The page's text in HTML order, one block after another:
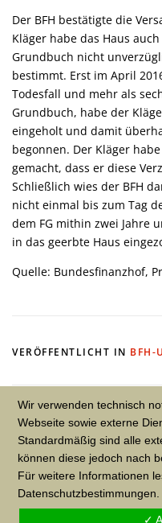
Der BFH bestätigte die
Kläger habe das Haus
Grundbuch nicht
bestimmt. Erst im April
Todesfall und mehr als
Grundbuch, habe der
eingeholt und damit
begonnen. Der Kläger
gemacht, dass er diese
Schließlich wies der BFH
nicht einmal bis zum Tag
dem FG mithin zwei Jahre
in das geerbte Haus
Quelle: Bundesfinanzhof,
VERÖFFENTLICHT IN BFH-
SCHREIBEN SIE
Sie müssenangemeldet
abzugeben.
Wir verwenden technisch
Webseite sowie externe
Standardmäßig sind alle
können diese jedoch nach
Für weitere Informationen
Datenschutzbestimmungen.
✓